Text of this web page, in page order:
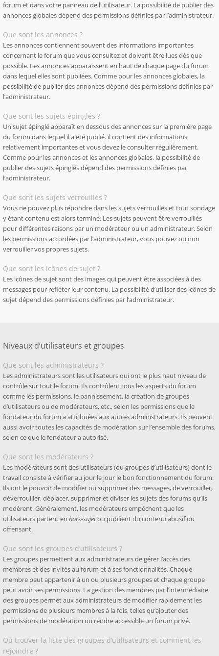
forum et dans votre panneau de l’utilisateur. La possibilité de publier des
annonces globales dépend des permissions définies par l’administrateur.
Que sont les annonces ?
Les annonces contiennent souvent des informations importantes
concernant le forum que vous consultez et doivent être lues dès que
possible. Les annonces apparaissent en haut de chaque page du forum
dans lequel elles sont publiées. Comme pour les annonces globales, la
possibilité de publier des annonces dépend des permissions définies par
l’administrateur.
Que sont les sujets épinglés ?
Un sujet épinglé apparaît en dessous des annonces sur la première page
du forum dans lequel il a été publié. il contient des informations
relativement importantes et vous devez le consulter régulièrement.
Comme pour les annonces et les annonces globales, la possibilité de
publier des sujets épinglés dépend des permissions définies par
l’administrateur.
Que sont les sujets verrouillés ?
Vous ne pouvez plus répondre dans les sujets verrouillés et tout sondage
y étant contenu est alors terminé. Les sujets peuvent être verrouillés
pour différentes raisons par un modérateur ou un administrateur. Selon
les permissions accordées par l’administrateur, vous pouvez ou non
verrouiller vos propres sujets.
Que sont les icônes de sujet ?
Les icônes de sujet sont des images qui peuvent être associées à des
messages pour refléter leur contenu. La possibilité d’utiliser des icônes de
sujet dépend des permissions définies par l’administrateur.
Niveaux d’utilisateurs et groupes
Que sont les administrateurs ?
Les administrateurs sont les utilisateurs qui ont le plus haut niveau de
contrôle sur tout le forum. Ils contrôlent tous les aspects du forum
comme les permissions, le bannissement, la création de groupes
d’utilisateurs ou de modérateurs, etc., selon les permissions que le
fondateur du forum a attribuées aux autres administrateurs. Ils peuvent
aussi avoir toutes les capacités de modération sur l’ensemble des forums,
selon ce que le fondateur a autorisé.
Que sont les modérateurs ?
Les modérateurs sont des utilisateurs (ou groupes d’utilisateurs) dont le
travail consiste à vérifier au jour le jour le bon fonctionnement du forum.
Ils ont le pouvoir de modifier ou supprimer des messages, de verrouiller,
déverrouiller, déplacer, supprimer et diviser les sujets des forums qu’ils
modèrent. Généralement, les modérateurs empêchent que les
utilisateurs partent en hors-sujetou publient du contenu abusif ou
offensant.
Que sont les groupes d’utilisateurs ?
Les groupes permettent aux administrateurs de gérer l’accès des
membres et des invités au forum et à ses fonctionnalités. Chaque
membre peut appartenir à un ou plusieurs groupes et chaque groupe
peut avoir ses permissions. La gestion des membres par l’intermédiaire
des groupes permet aux administrateurs de modifier rapidement les
permissions de plusieurs membres à la fois, telles qu’ajouter des
permissions de modération ou rendre accessible un forum privé.
Où trouver la liste des groupes d’utilisateurs et comment les
rejoindre ?